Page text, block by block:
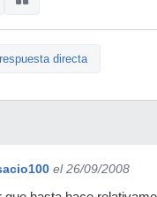
directa
el 26/09/2008